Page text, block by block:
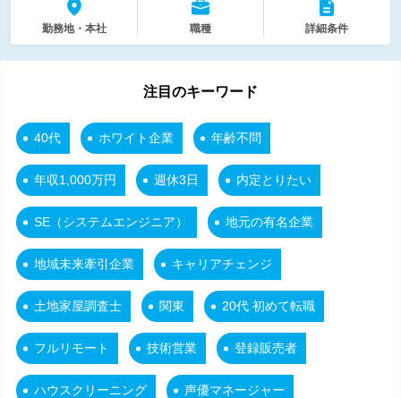
勤務地・本社 職種 詳細条件
注目のキーワード
40代 ホワイト企業 年齢不問
年収1,000万円 週休3日 内定とりたい
SE（システムエンジニア） 地元の有名企業
地域未来牽引企業 キャリアチェンジ
土地家屋調査士 関東 20代 初めて転職
フルリモート 技術営業 登録販売者
ハウスクリーニング 声優マネージャー